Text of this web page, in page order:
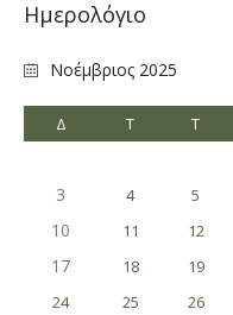
Ημερολόγιο
Νοέμβριος 2025
Δ Τ Τ
3
4 5
10
11 12
17
18 19
24 25 26